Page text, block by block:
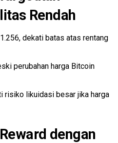
Rendah
dekati batas atas rentang
perubahan harga Bitcoin
risiko likuidasi besar jika harga
dengan